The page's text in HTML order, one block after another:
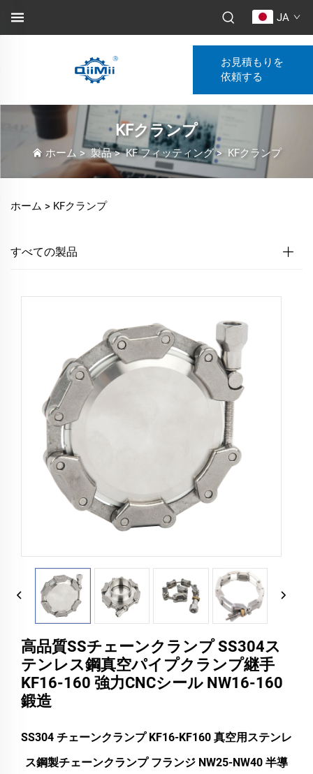
JA
お見積もりを
依頼する
KFクランプ
ホーム >製品>KF フィッティング> KFクランプ
ホーム > KFクランプ
すべての製品
高品質SSチェーンクランプ SS304ス
テンレス鋼真空パイプクランプ継手
KF16-160 強力CNCシール NW16-160
鍛造
SS304 チェーンクランプ KF16-KF160 真空用ステンレ
ス鋼製チェーンクランプ フランジ NW25-NW40 半導